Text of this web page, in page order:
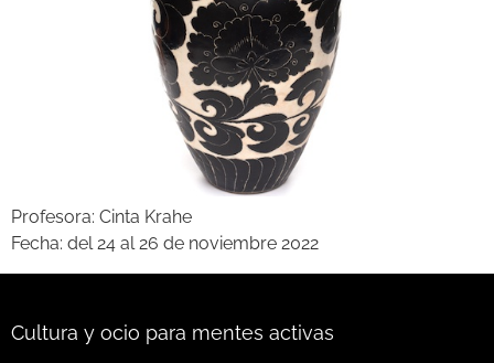
Profesora: Cinta Krahe
Fecha: del 24 al 26 de noviembre 2022
Cultura y ocio para mentes activas